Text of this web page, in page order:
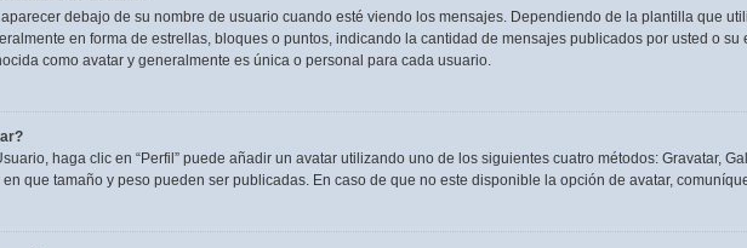
debajo de su nombre de usuario cuando esté viendo los mensajes. Dependiendo de la plantilla que
en forma de estrellas, bloques o puntos, indicando la cantidad de mensajes publicados por usted o
como avatar y generalmente es única o personal para cada usuario.
haga clic en “Perfil” puede añadir un avatar utilizando uno de los siguientes cuatro métodos: Gravatar,
que tamaño y peso pueden ser publicadas. En caso de que no este disponible la opción de avatar,